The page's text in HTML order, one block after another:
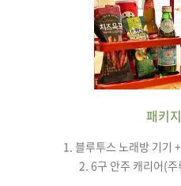
패키
1. 블루투스 노래방 기기
2. 6구 안주 캐리어(